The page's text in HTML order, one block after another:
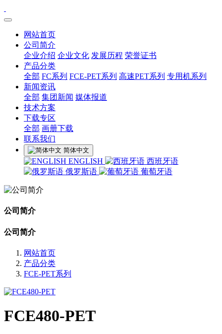
网站首页
公司简介
企业介绍 企业文化 发展历程 荣誉证书
产品分类
全部 FC系列 FCE-PET系列 高速PET系列 专用机系列
新闻资讯
全部 集团新闻 媒体报道
技术方案
下载专区
全部 画册下载
联系我们
简体中文
ENGLISH
西班牙语
俄罗斯语
葡萄牙语
公司简介
公司简介
网站首页
产品分类
FCE-PET系列
FCE480-PET